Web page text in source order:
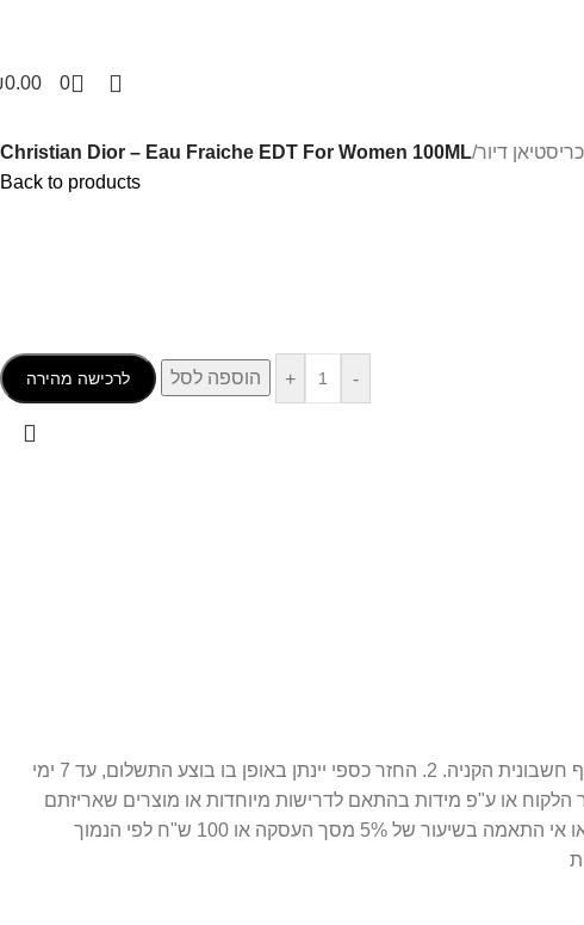
0
0.00
/
Christian Dior – Eau Fraiche EDT For Women 100ML
Back to products
-
+ הוספה לסל לרכישה מהירה
1. ניתן לבצע החלפה / זיכוי עתידי 14 יום מתאריך הרכישה בלבד, כאשר המוצר חדש ובאריזתו המקורית ( מוצר סגור לחלוטין. ) בצירוף חשבונית הקניה. 2. החזר כספי יינתן באופן בו בוצע התשלום, עד 7 ימי
או ע"פ מידות בהתאם לדרישות מיוחדות או מוצרים שאריזתם
נפתחה. 3. התמונות הינן להמחשה בלבד. 4. חברת פרפיום אונליין רשאית לגבות דמי ביטול עסקה במקרה של ביטול שלא עקב פגם או אי התאמה בשיעור של 5% מסך העסקה או 100 ש"ח לפי הנמוך